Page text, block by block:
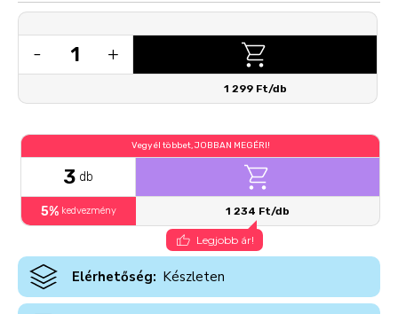
- 1 +
1 299 Ft/db
Vegyél többet, JOBBAN MEGÉRI!
3 db
5% kedvezmény 1 234 Ft/db
Legjobb ár!
Elérhetőség: Készleten